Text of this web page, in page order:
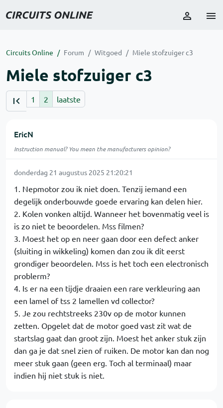
Circuits Online Forum Witgoed Miele stofzuiger c3
Miele stofzuiger c3
1 2 laatste
EricN
Instruction manual? You mean the manufacturers opinion?
donderdag 21 augustus 2025 21:20:21
1. Nepmotor zou ik niet doen. Tenzij iemand een
degelijk onderbouwde goede ervaring kan delen hier.
2. Kolen vonken altijd. Wanneer het bovenmatig veel is
is zo niet te beoordelen. Mss filmen?
3. Moest het op en neer gaan door een defect anker
(sluiting in wikkeling) komen dan zou ik dit eerst
grondiger beoordelen. Mss is het toch een electronisch
problerm?
4. Is er na een tijdje draaien een rare verkleuring aan
een lamel of tss 2 lamellen vd collector?
5. Je zou rechtstreeks 230v op de motor kunnen
zetten. Opgelet dat de motor goed vast zit wat de
startslag gaat dan groot zijn. Moest het anker stuk zijn
dan ga je dat snel zien of ruiken. De motor kan dan nog
meer stuk gaan (geen erg. Toch al terminaal) maar
indien hij niet stuk is niet.